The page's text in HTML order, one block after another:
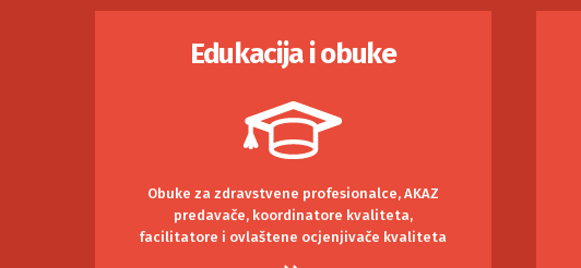
Edukacija i obuke
Obuke za zdravstvene profesionalce, AKAZ
predavače, koordinatore kvaliteta,
facilitatore i ovlaštene ocjenjivače kvaliteta